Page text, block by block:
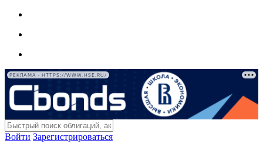
РЕКЛАМА • HTTPS://WWW.HSE.RU/
Войти Зарегистрироваться